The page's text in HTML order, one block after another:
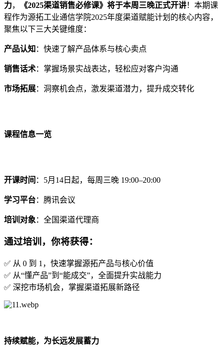
力， 《2025渠道销售必修课》 将于本周三晚正式开讲！ 本期课
程作为源拓工业通信学院2025年度渠道赋能计划的核心内容，
聚焦以下三大关键维度：
产品认知 ：快速了解产品体系与核心卖点
销售话术：掌握场景实战表达，轻松应对客户沟通
市场拓展：洞察机会点，激发渠道潜力，提升成交转化
课程信息一览
开课时间 ：5月14日起，每周三晚 19:00–20:00
学习平台：腾讯会议
培训对象 ：全国渠道代理商
通过培训，你将获得：
✅ 从 0 到 1，快速掌握源拓产品与核心价值
✅ 从“懂产品”到“能成交”，全面提升实战能力
✅ 深挖市场机会，掌握渠道拓展新路径
持续赋能，为长远发展蓄力